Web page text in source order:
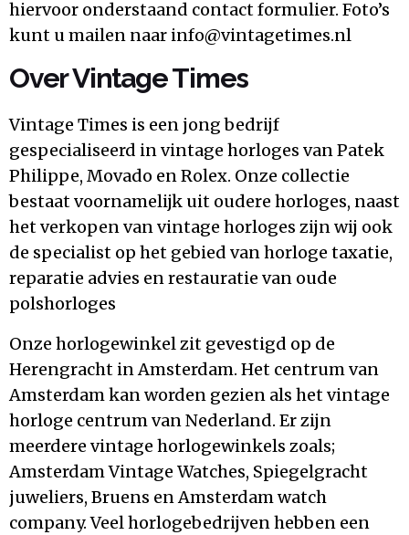
hiervoor onderstaand contact formulier. Foto’s
kunt u mailen naar info@vintagetimes.nl
Over Vintage Times
Vintage Times is een jong bedrijf
gespecialiseerd in vintage horloges van Patek
Philippe, Movado en Rolex. Onze collectie
bestaat voornamelijk uit oudere horloges, naast
het verkopen van vintage horloges zijn wij ook
de specialist op het gebied van horloge taxatie,
reparatie advies en restauratie van oude
polshorloges
Onze horlogewinkel zit gevestigd op de
Herengracht in Amsterdam. Het centrum van
Amsterdam kan worden gezien als het vintage
horloge centrum van Nederland. Er zijn
meerdere vintage horlogewinkels zoals;
Amsterdam Vintage Watches, Spiegelgracht
juweliers, Bruens en Amsterdam watch
company. Veel horlogebedrijven hebben een